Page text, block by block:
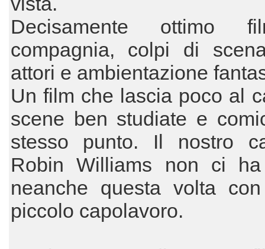
Decisamente ottimo
compagnia, colpi di
attori e ambientazione
Un film che lascia poco al
scene ben studiate e
stesso punto. Il nostro
Robin Williams non ci
neanche questa volta
piccolo capolavoro.